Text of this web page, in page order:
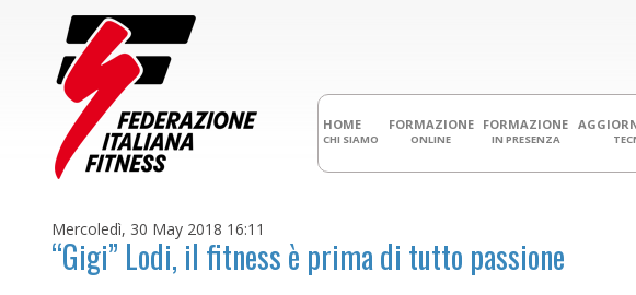
HOME
CHI SIAMO
FORMAZIONE
ONLINE
FORMAZIONE
IN PRESENZA
Mercoledì, 30 May 2018 16:11
“Gigi” Lodi, il fitness è prima di tutto passione